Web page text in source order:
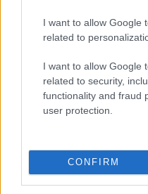
I want to allow Google
related to
I want to allow Google
related to security,
functionality and fraud
user protection.
CONFIRM
#viselhető
#hardver
Android, Linux